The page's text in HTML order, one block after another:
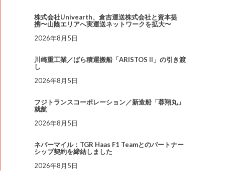
株式会社Univearth、倉吉運送株式会社と資本提
携〜山陰エリアへ実運送ネットワークを拡大〜
2026年8月5日
川崎重工業／ばら積運搬船「ARISTOS II」の引き渡
し
2026年8月5日
フジトランスコーポレーション／新造船「蓉翔丸」
就航
2026年8月5日
ネバーマイル：TGR Haas F1 Teamとのパートナー
シップ契約を締結しました
2026年8月5日